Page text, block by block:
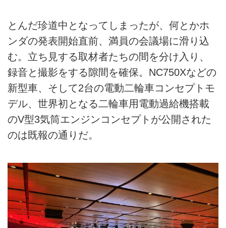
とんだ珍道中となってしまったが、何とかホ
ンダの発表開始直前、満員の会議場に滑り込
む。立ち見する取材者たちの間を分け入り、
録音と撮影をする隙間を確保。NC750Xなどの
新型車、そして2台の電動二輪車コンセプトモ
デル、世界初となる二輪車用電動過給機搭載
のV型3気筒エンジンコンセプトが公開された
のは既報の通りだ。